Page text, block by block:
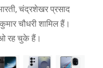
चंद्रशेखर प्रसाद
चौधरी शामिल हैं।
रह चुके हैं।